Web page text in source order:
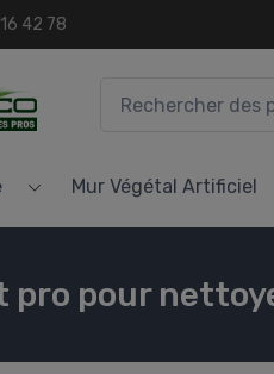
42 78
Mur Végétal Artificiel
pro pour